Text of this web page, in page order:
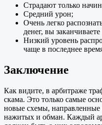
Страдают только
Средний урон;
Очень легко
денег, вы
Низкий уровень
чаще в последнее
Заключение
Как видите, в арбитраже
скама. Это только самые
новые схемы, направленные
нажитых и обман. Каждый